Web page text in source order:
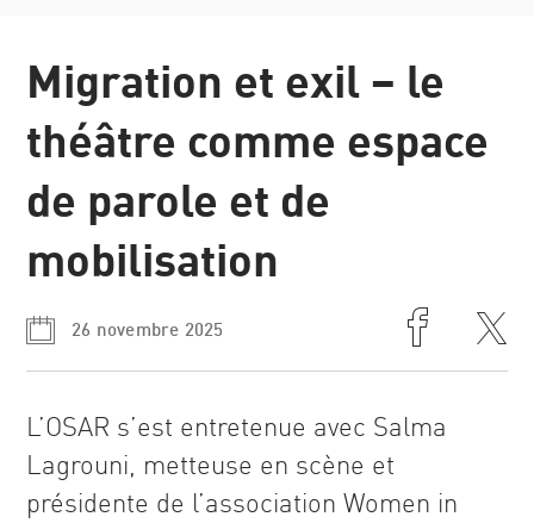
récits
Migration et exil – le
théâtre comme espace
de parole et de
mobilisation
26 novembre 2025
L’OSAR s’est entretenue avec Salma
Lagrouni, metteuse en scène et
présidente de l’association Women in